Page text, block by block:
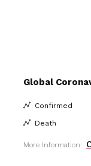
Global
Confirmed
Death
More Information: